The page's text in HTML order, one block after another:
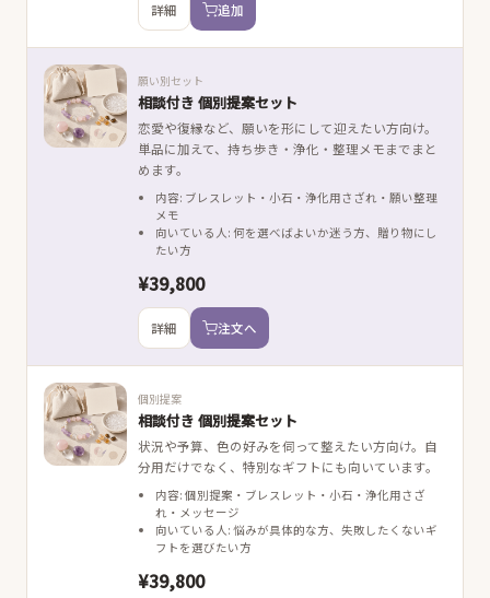
詳細 追加
願い別セット
相談付き 個別提案セット
恋愛や復縁など、願いを形にして迎えたい方向け。
単品に加えて、持ち歩き・浄化・整理メモまでまと
めます。
内容: ブレスレット・小石・浄化用さざれ・願い整理
メモ
向いている人: 何を選べばよいか迷う方、贈り物にし
たい方
¥39,800
詳細 注文へ
個別提案
相談付き 個別提案セット
状況や予算、色の好みを伺って整えたい方向け。自
分用だけでなく、特別なギフトにも向いています。
内容: 個別提案・ブレスレット・小石・浄化用さざ
れ・メッセージ
向いている人: 悩みが具体的な方、失敗したくないギ
フトを選びたい方
¥39,800